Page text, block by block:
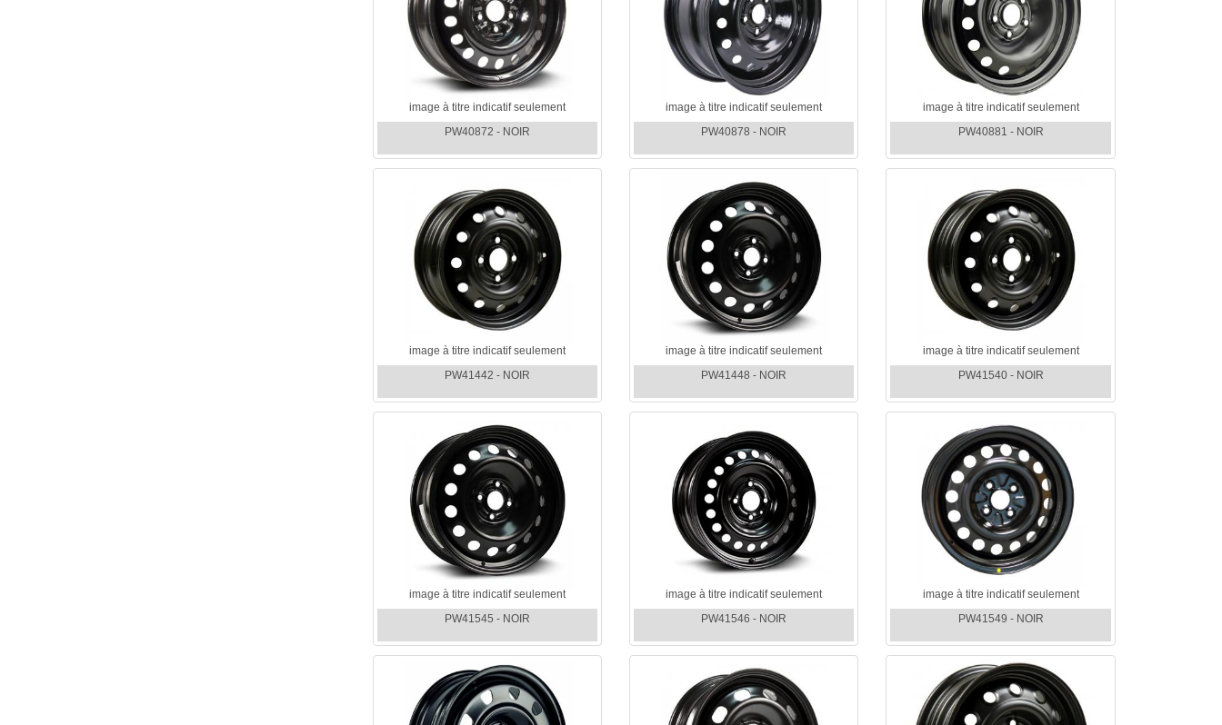
image à titre indicatif seulement
PW40872 - NOIR
image à titre indicatif seulement
PW40878 - NOIR
image à titre indicatif seulement
PW40881 - NOIR
image à titre indicatif seulement
PW41442 - NOIR
image à titre indicatif seulement
PW41448 - NOIR
image à titre indicatif seulement
PW41540 - NOIR
image à titre indicatif seulement
PW41545 - NOIR
image à titre indicatif seulement
PW41546 - NOIR
image à titre indicatif seulement
PW41549 - NOIR